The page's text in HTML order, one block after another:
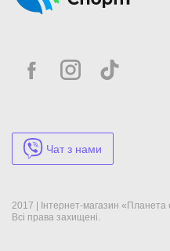
Чат з нами
2017 | Інтернет-магазин «Планета
Всі права захищені.